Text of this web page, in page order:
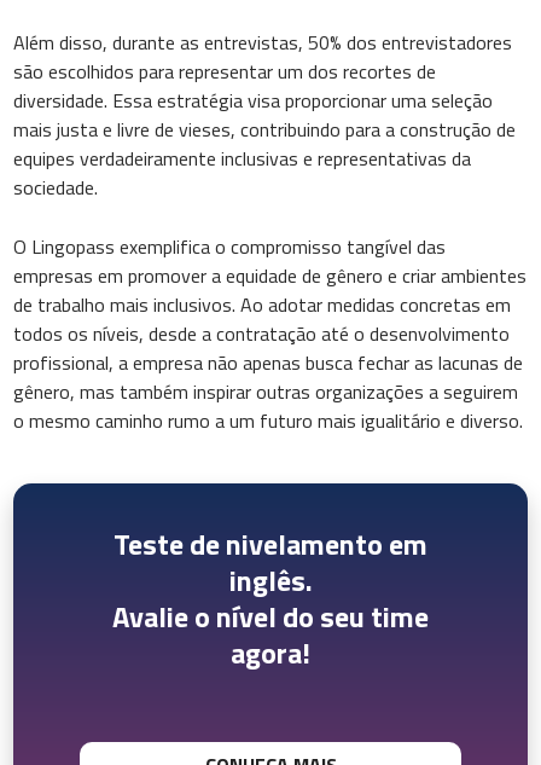
Além disso, durante as entrevistas, 50% dos entrevistadores
são escolhidos para representar um dos recortes de
diversidade. Essa estratégia visa proporcionar uma seleção
mais justa e livre de vieses, contribuindo para a construção de
equipes verdadeiramente inclusivas e representativas da
sociedade.
O Lingopass exemplifica o compromisso tangível das
empresas em promover a equidade de gênero e criar ambientes
de trabalho mais inclusivos. Ao adotar medidas concretas em
todos os níveis, desde a contratação até o desenvolvimento
profissional, a empresa não apenas busca fechar as lacunas de
gênero, mas também inspirar outras organizações a seguirem
o mesmo caminho rumo a um futuro mais igualitário e diverso.
Teste de nivelamento em
inglês.
Avalie o nível do seu time
agora!